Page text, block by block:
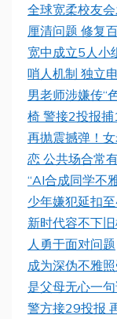
全球宽柔校友
厘清问题 修复
宽中成立5人小
哨人机制 独立
男老师涉嫌传“
椅 警接2投报捕
再抛震撼弹！
恋 公共场合常
“AI合成同学不
少年嫌犯延扣
新时代容不下
人勇于面对问题
成为深伪不雅
是父母无心一
警方接29投报